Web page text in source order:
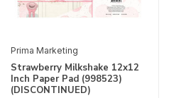
Prima Marketing
Strawberry Milkshake 12x12
Inch Paper Pad (998523)
(DISCONTINUED)